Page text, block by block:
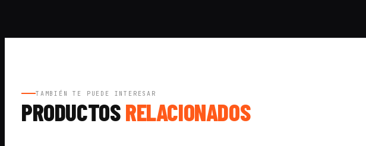
TAMBIÉN TE PUEDE INTERESAR
PRODUCTOSRELACIONADOS